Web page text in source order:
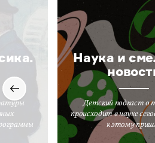
Наука и
Детский подкаст о
происходит в науке
к этому